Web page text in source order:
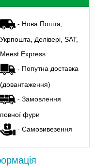
- Нова Пошта,
Укрпошта, Делівері, SAT,
Meest Express
- Попутна доставка
(довантаження)
- Замовлення
повної фури
- Самовивезення